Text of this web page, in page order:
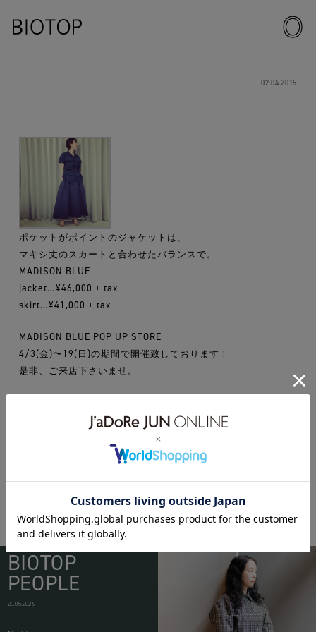
02.04.2015
ポケットがポイントのジャケットは、
マキシ丈のスカートと合わせたバランスで。
MADISON BLUE
jacket…¥46,000 + tax
skirt…¥41,000 + tax
MADISON BLUE POP UP STORE
4/3(金)〜19(日)の期間で開催致しております！
是非、ご来店下さいませ。
BIOTOP
PEOPLE
20.05.2026